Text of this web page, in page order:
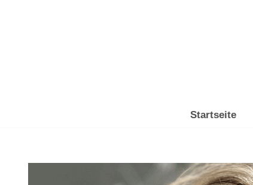
Startseite